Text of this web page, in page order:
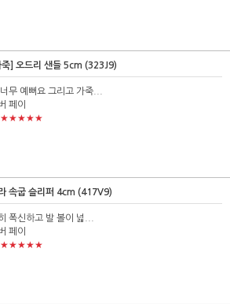
죽] 오드리 샌들 5cm (323J9)
무 예뻐요 그리고 가죽...
페이
★★★★★
속굽 슬리퍼 4cm (417V9)
폭신하고 발 볼이 넓...
페이
★★★★★